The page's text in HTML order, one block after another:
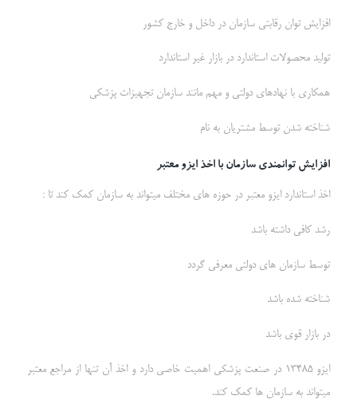
افزایش توان رقابتی سازمان در داخل و خارج کشور
تولید محصولات استاندارد در بازار غیر استاندارد
همکاری با نهادهای دولتی و مهم مانند سازمان تجهیزات پزشکی
شناخته شدن توسط مشتریان به نام
افزایش توانمندی سازمان با اخذ ایزو معتبر
اخذ استاندارد ایزو معتبر در حوزه های مختلف میتواند به سازمان کمک کند تا :
رشد کافی داشته باشد
توسط سازمان های دولتی معرفی گردد
شناخته شده باشد
در بازار قوی باشد
ایزو 13485 در صنعت پزشکی اهمیت خاصی دارد و اخذ آن تنها از مراجع معتبر
میتواند به سازمان ها کمک کند.